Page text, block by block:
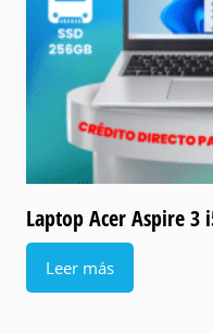
Laptop Acer Aspire 3
Leer más